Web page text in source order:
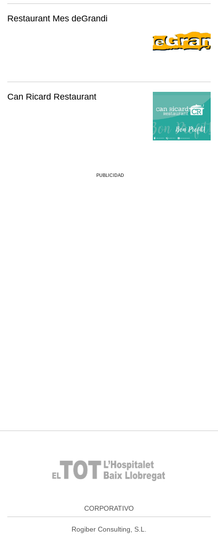
Restaurant Mes deGrandi
Can Ricard Restaurant
PUBLICIDAD
CORPORATIVO
Rogiber Consulting, S.L.